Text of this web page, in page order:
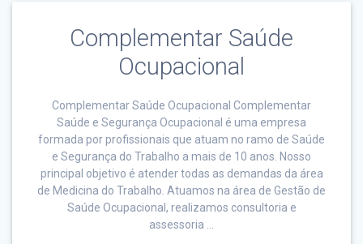
Complementar Saúde
Ocupacional
Complementar Saúde Ocupacional Complementar
Saúde e Segurança Ocupacional é uma empresa
formada por profissionais que atuam no ramo de Saúde
e Segurança do Trabalho a mais de 10 anos. Nosso
principal objetivo é atender todas as demandas da área
de Medicina do Trabalho. Atuamos na área de Gestão de
Saúde Ocupacional, realizamos consultoria e
assessoria …